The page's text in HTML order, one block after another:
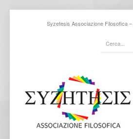
Syzetesis Associazione Filosofica –